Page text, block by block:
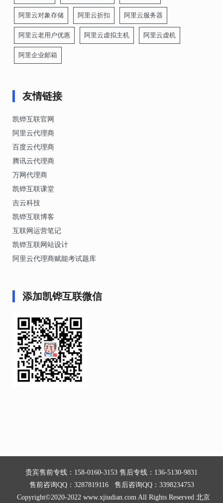
阿里云对象存储 阿里云折扣 阿里云服务器
阿里云老用户优惠 阿里云虚拟主机 阿里云虚机
阿里企业邮箱
友情链接
凯铧互联官网
阿里云代理商
百度云代理商
腾讯云代理商
万网代理商
凯铧互联课堂
吉云科技
凯铧互联博客
互联网运营笔记
凯铧互联网站设计
阿里云代理商赋能考试题库
添加凯铧互联微信
贵宾售前专线：158-0160-3153 售后专线：136-5130-9831
售前咨询QQ：3287819116 售后咨询QQ：3398234753
Copyright©2020-2022 www.xjiudian.com All Rights Reserved 北京